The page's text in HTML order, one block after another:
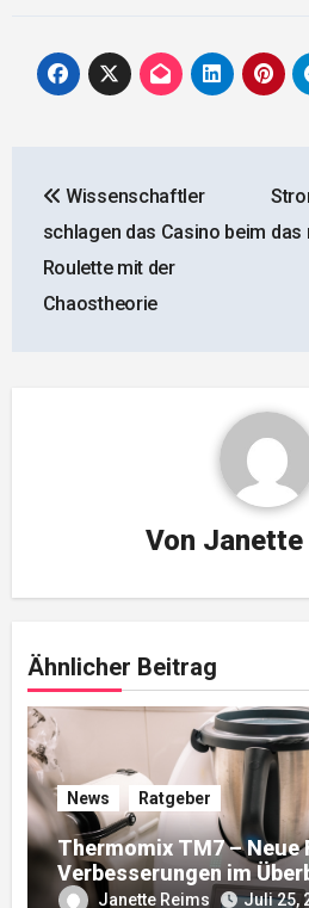
Wissenschaftler
schlagen das Casino beim
Roulette mit der
Chaostheorie
das
Von Janette
Ähnlicher Beitrag
News Ratgeber
Thermomix TM7 – Neue
Verbesserungen im
Janette Reims Juli 25,